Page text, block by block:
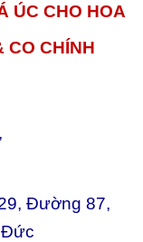
ÚC CHO HOA
CO CHÍNH
Đường 87,
Đức